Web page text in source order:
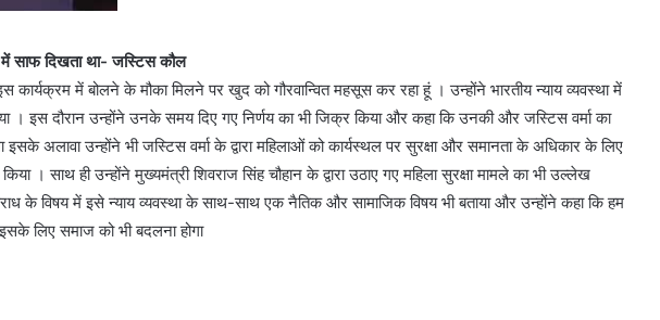
में साफ दिखता था- जस्टिस कौल
में बोलने के मौका मिलने पर खुद को गौरवान्वित महसूस कर रहा हूं । उन्होंने भारतीय न्याय व्यवस्था में
। इस दौरान उन्होंने उनके समय दिए गए निर्णय का भी जिक्र किया और कहा कि उनकी और जस्टिस वर्मा का
इसके अलावा उन्होंने भी जस्टिस वर्मा के द्वारा महिलाओं को कार्यस्थल पर सुरक्षा और समानता के अधिकार के लिए
। साथ ही उन्होंने मुख्यमंत्री शिवराज सिंह चौहान के द्वारा उठाए गए महिला सुरक्षा मामले का भी उल्लेख
के विषय में इसे न्याय व्यवस्था के साथ-साथ एक नैतिक और सामाजिक विषय भी बताया और उन्होंने कहा कि हम
लिए समाज को भी बदलना होगा